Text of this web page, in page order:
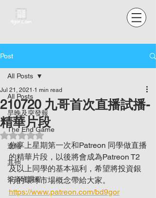
Post
All Posts
早晚及突發報
The End Game
週報
其他
投資班課程
All Posts
210720 九哥首次直播試播-
精華片段
Jul 21, 2021 1 min read
Rated NaN out of 5 stars.
分享上星期第一次和Patreon 同學做直播
的精華片段，以後將會成為Patreon T2
及以上同學的基本福利，希望將投資銀
行的環球市場概念帶給大家。
https://www.patreon.com/bd9gor